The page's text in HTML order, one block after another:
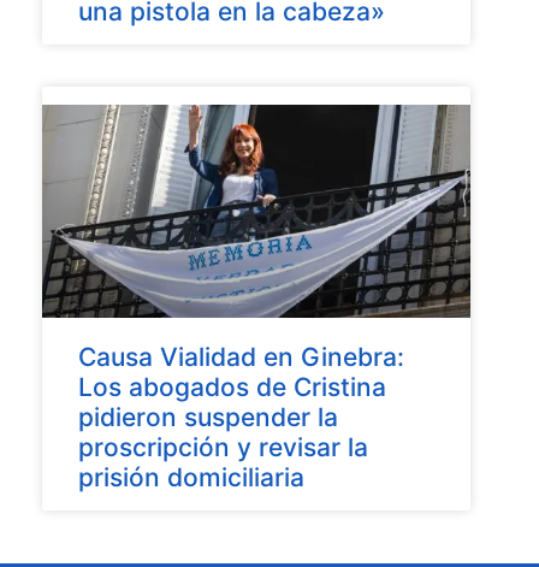
una pistola en la cabeza»
Causa Vialidad en Ginebra:
Los abogados de Cristina
pidieron suspender la
proscripción y revisar la
prisión domiciliaria